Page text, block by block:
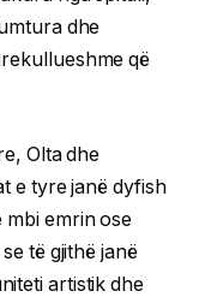
dhe
që
Olta dhe
e tyre janë dyfish
mbi emrin ose
të gjithë janë
artistik dhe